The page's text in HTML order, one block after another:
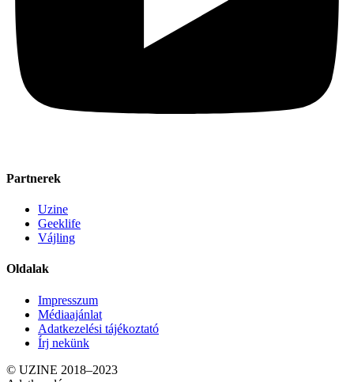
Partnerek
Uzine
Geeklife
Vájling
Oldalak
Impresszum
Médiaajánlat
Adatkezelési tájékoztató
Írj nekünk
© UZINE 2018–2023